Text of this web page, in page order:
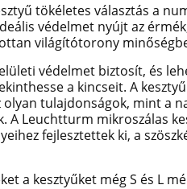
tökéletes választás a
védelmet nyújt az
világítótorony
védelmet biztosít, és
a kincseit. A
tulajdonságok, mint a
A Leuchtturm mikroszálas
fejlesztettek ki, a
a kesztyűket még S és L